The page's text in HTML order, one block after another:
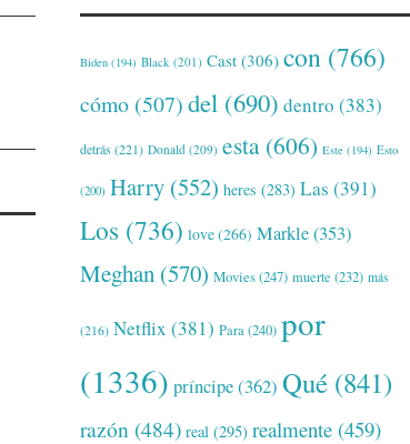
Biden (194) Black (201) Cast (306) con (766)
cómo (507)del (690) dentro (383)
detrás (221) Donald (209) esta (606) Este (194) Esto
(200) Harry (552) heres (283) Las (391)
Los (736) love(266) Markle(353)
Meghan (570) Movies(247) muerte (232) más
(216) Netflix (381) Para(240) por
(1336) príncipe(362) Qué (841)
razón (484) real (295) realmente (459)